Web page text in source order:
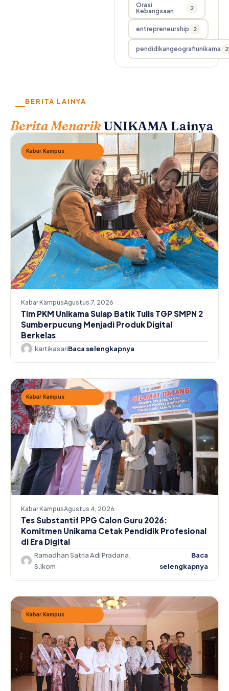
Orasi
Kebangsaan
2
entrepreneurship 2
pendidikangeografiunikama 2
BERITA LAINYA
Berita Menarik UNIKAMA Lainya
Kabar Kampus
Kabar KampusAgustus 7, 2026
Tim PKM Unikama Sulap Batik Tulis TGP SMPN 2
Sumberpucung Menjadi Produk Digital
Berkelas
kartikasariBaca selengkapnya
Kabar Kampus
Kabar KampusAgustus 4, 2026
Tes Substantif PPG Calon Guru 2026:
Komitmen Unikama Cetak Pendidik Profesional
di Era Digital
Ramadhan Satria Adi Pradana,
S.Ikom
Baca
selengkapnya
Kabar Kampus